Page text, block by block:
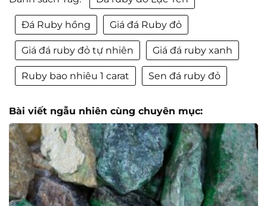
Đá Ruby hồng Giá đá Ruby đỏ
Giá đá ruby đỏ tự nhiên Giá đá ruby xanh
Ruby bao nhiêu 1 carat Sen đá ruby đỏ
Bài viết ngẫu nhiên cùng chuyên mục: